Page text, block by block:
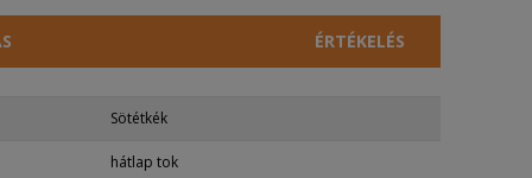
ÉRTÉKELÉS
Sötétkék
hátlap tok